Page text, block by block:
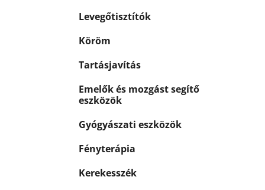
Levegőtisztítók
Köröm
Tartásjavítás
Emelők és mozgást segítő
eszközök
Gyógyászati eszközök
Fényterápia
Kerekesszék